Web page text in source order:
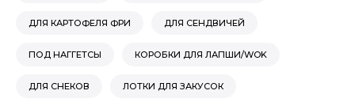
ДЛЯ КАРТОФЕЛЯ ФРИ ДЛЯ СЕНДВИЧЕЙ
ПОД НАГГЕТСЫ КОРОБКИ ДЛЯ ЛАПШИ/WOK
ДЛЯ СНЕКОВ ЛОТКИ ДЛЯ ЗАКУСОК